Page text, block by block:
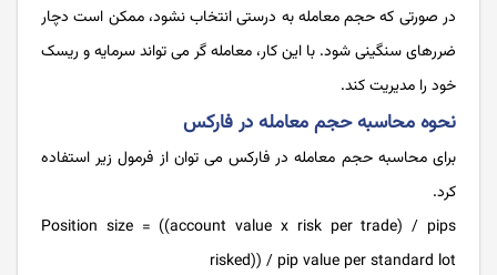
در صورتی که حجم معامله به درستی انتخاب نشود، ممکن است دچار
ضررهای سنگینی شود. با این کار، معامله گر می تواند سرمایه و ریسک
خود را مدیریت کند.
نحوه محاسبه حجم معامله در فارکس
برای محاسبه حجم معامله در فارکس می توان از فرمول زیر استفاده
کرد.
Position size = ((account value x risk per trade) / pips
risked)) / pip value per standard lot